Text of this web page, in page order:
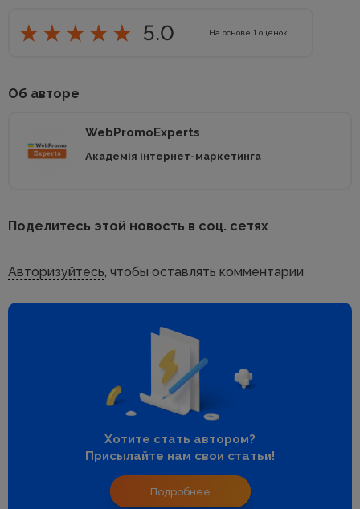
5.0 На основе 1 оценок
Об авторе
WebPromoExperts
Академія інтернет-маркетинга
Поделитесь этой новость в соц. сетях
Авторизуйтесь, чтобы оставлять комментарии
Хотите стать автором?
Присылайте нам свои статьи!
Подробнее